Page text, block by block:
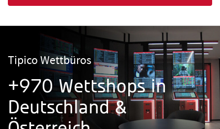
Tipico Wettbüros
+970 Wettshops in
Deutschland &